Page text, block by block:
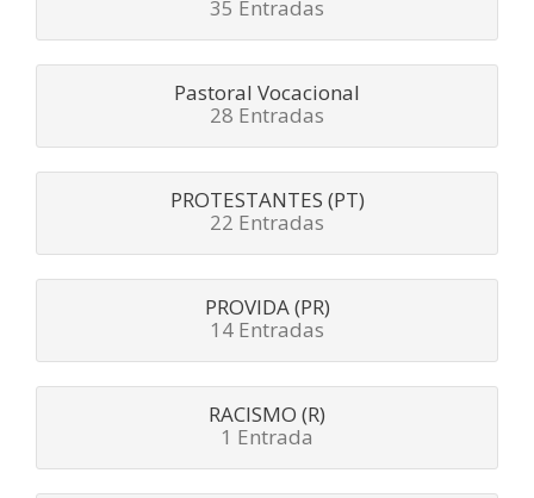
35 Entradas
Pastoral Vocacional
28 Entradas
PROTESTANTES (PT)
22 Entradas
PROVIDA (PR)
14 Entradas
RACISMO (R)
1 Entrada